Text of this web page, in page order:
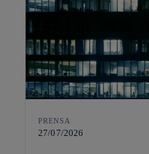
PRENSA
27/07/2026